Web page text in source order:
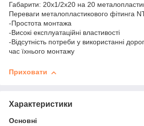
Габарити: 20х1/2х20 на 20
Переваги металопластикового фітинга
-Простота монтажа
-Високі експлуатаційні властивості
-Відсутність потреби у використанні
час їхнього монтажу
Приховати
Характеристики
Основні